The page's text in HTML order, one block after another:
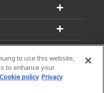
to use this website,
to enhance your
Cookie policy Privacy